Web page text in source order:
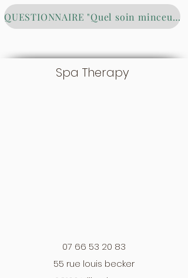
QUESTIONNAIRE "Quel soin minceur pour moi"
Spa Therapy
07 66 53 20 83
55 rue louis becker